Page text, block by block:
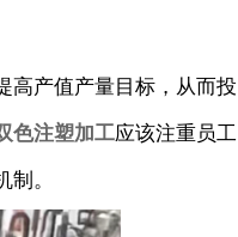
高产值产量目标，从而投
色注塑加工应该注重员工
。